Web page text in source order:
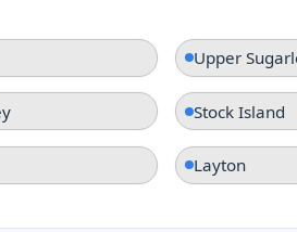
Upper
Stock Island
Layton